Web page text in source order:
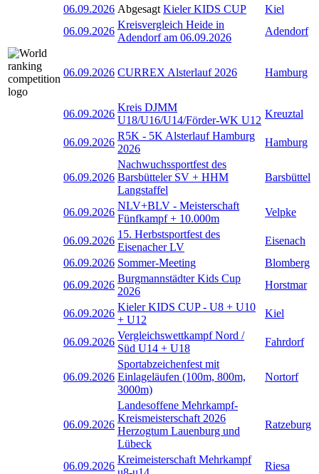
06.09.2026 Abgesagt Kieler KIDS CUP
Kiel
06.09.2026
Kreisvergleich Heide in
Adendorf am 06.09.2026
Adendorf
06.09.2026 CURREX Alsterlauf 2026 Hamburg
06.09.2026
Kreis DJMM
U18/U16/U14/Förder-WK U12
Kreuztal
06.09.2026
R5K - 5K Alsterlauf Hamburg
2026
Hamburg
06.09.2026
Nachwuchssportfest des
Barsbütteler SV + HHM
Langstaffel
Barsbüttel
06.09.2026
NLV+BLV - Meisterschaft
Fünfkampf + 10.000m
Velpke
06.09.2026
15. Herbstsportfest des
Eisenacher LV
Eisenach
06.09.2026 Sommer-Meeting
Blomberg
06.09.2026
Burgmannstädter Kids Cup
2026
Horstmar
06.09.2026
Kieler KIDS CUP - U8 + U10
+ U12
Kiel
06.09.2026
Vergleichswettkampf Nord /
Süd U14 + U18
Fahrdorf
06.09.2026
Sportabzeichenfest mit
Einlageläufen (100m, 800m,
3000m)
Nortorf
06.09.2026
Landesoffene Mehrkampf-
Kreismeisterschaft 2026
Herzogtum Lauenburg und
Lübeck
Ratzeburg
06.09.2026
Kreimeisterschaft Mehrkampf
Riesa